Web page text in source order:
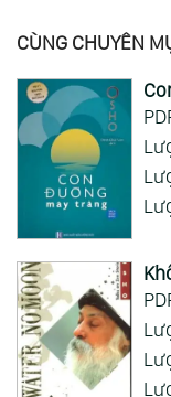
Gia Đình Điệp
ai hỏi 123
Mong 1
CÙNG CHUYÊN